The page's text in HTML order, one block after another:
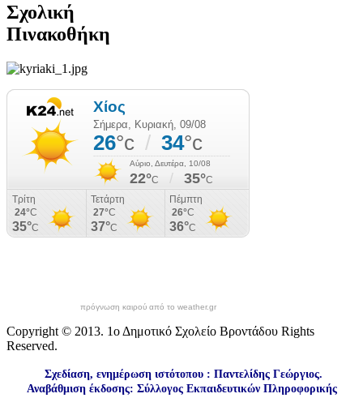
Σχολική
Πινακοθήκη
πρόγνωση καιρού από το weather.gr
Copyright © 2013. 1ο Δημοτικό Σχολείο Βροντάδου Rights
Reserved.
Σχεδίαση, ενημέρωση ιστότοπου : Παντελίδης Γεώργιος.
Αναβάθμιση έκδοσης: Σύλλογος Εκπαιδευτικών Πληροφορικής